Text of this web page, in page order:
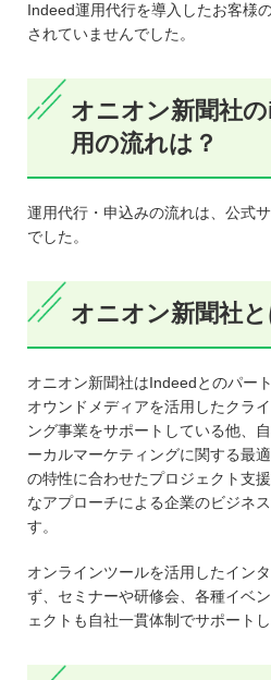
Indeed運用代行を導入したお客様
されていませんでした。
オニオン新聞社
用の流れは？
運用代行・申込みの流れは、公式
でした。
オニオン新聞社
オニオン新聞社はIndeedとのパー
オウンドメディアを活用したクラ
ング事業をサポートしている他、
ーカルマーケティングに関する最
の特性に合わせたプロジェクト支
なアプローチによる企業のビジネ
す。
オンラインツールを活用したイン
ず、セミナーや研修会、各種イベ
ェクトも自社一貫体制でサポート